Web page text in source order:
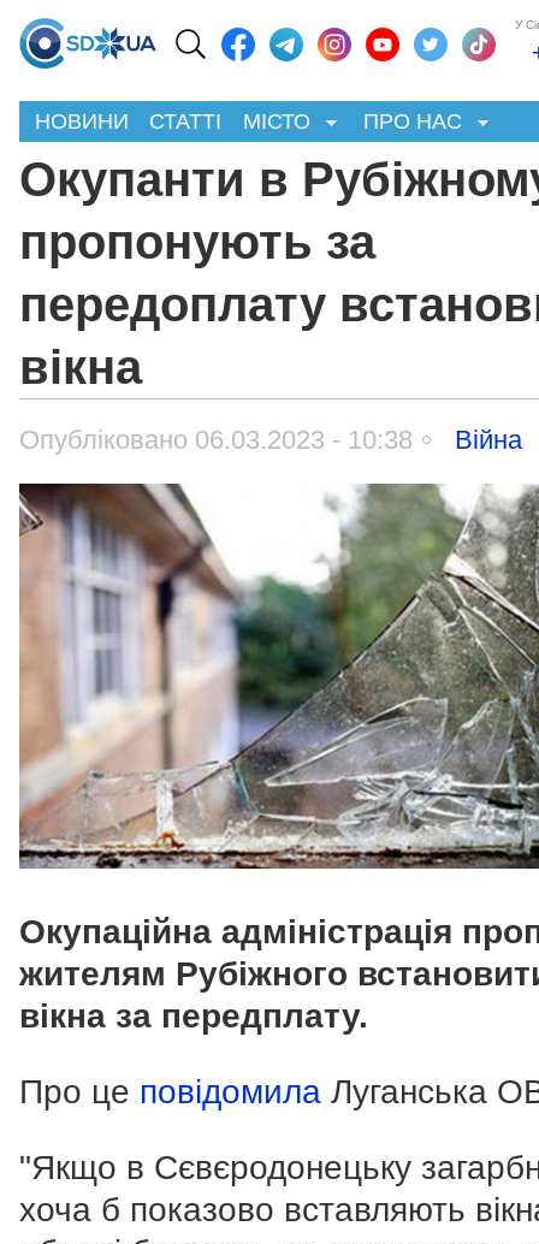
У
НОВИНИ СТАТТІ МІСТО ПРО НАС
Окупанти в
пропонують за
передоплату
вікна
Опубліковано 06.03.2023 - 10:38 Війна
Окупаційна адміністрація
жителям Рубіжного
вікна за передплату.
Про це повідомила Луганська
"Якщо в Сєвєродонецьку
хоча б показово вставляють